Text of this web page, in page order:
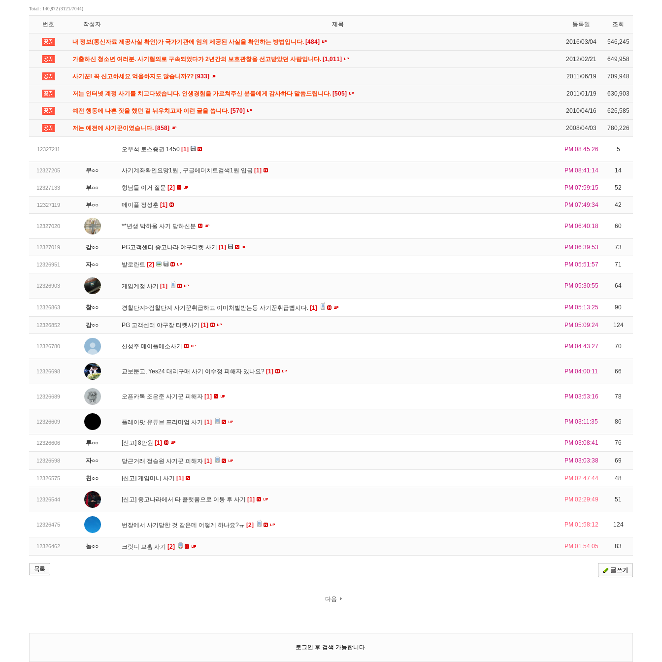
Total : 140,872 (3121/7044)
번호 작성자 제목 등록일 조회
내 정보(통신자료 제공사실 확인)가 국가기관에 임의 제공된 사실을 확인하는 방법입니다. [484] 2016/03/04 546,245
가출하신 청소년 여러분. 사기혐의로 구속되었다가 2년간의 보호관찰을 선고받았던 사람입니다. [1,011] 2012/02/21 649,958
사기꾼! 꼭 신고하세요 억울하지도 않습니까?? [933] 2011/06/19 709,948
저는 인터넷 계정 사기를 치고다녔습니다. 인생경험을 가르쳐주신 분들에게 감사하다 말씀드립니다. [505] 2011/01/19 630,903
예전 행동에 나쁜 짓을 했던 걸 뉘우치고자 이런 글을 씁니다. [570] 2010/04/16 626,585
저는 예전에 사기꾼이였습니다. [858] 2008/04/03 780,226
12327211 오우석 토스증권 1450 [1] PM 08:45:26 5
12327205 무○○ 사기계좌확인요망1원 , 구글에더치트검색1원 입금 [1] PM 08:41:14 14
12327133 부○○ 형님들 이거 질문 [2] PM 07:59:15 52
12327119 부○○ 메이플 정성훈 [1] PM 07:49:34 42
12327020 **년생 박하울 사기 당하신분 PM 06:40:18 60
12327019 감○○ PG고객센터 중고나라 야구티켓 사기 [1] PM 06:39:53 73
12326951 자○○ 발로란트 [2] PM 05:51:57 71
12326903 게임계정 사기 [1] PM 05:30:55 64
12326863 참○○ 경찰단계>검찰단계 사기꾼취급하고 이미처벌받는등 사기꾼취급뺍시다. [1] PM 05:13:25 90
12326852 감○○ PG 고객센터 야구장 티켓사기 [1] PM 05:09:24 124
12326780 신성주 메이플메소사기 PM 04:43:27 70
12326698 교보문고, Yes24 대리구매 사기 이수정 피해자 있나요? [1] PM 04:00:11 66
12326689 오픈카톡 조은준 사기꾼 피해자 [1] PM 03:53:16 78
12326609 플레이팟 유튜브 프리미엄 사기 [1] PM 03:11:35 86
12326606 투○○ [신고] 8만원 [1] PM 03:08:41 76
12326598 자○○ 당근거래 정승원 사기꾼 피해자 [1] PM 03:03:38 69
12326575 친○○ [신고] 게임머니 사기 [1] PM 02:47:44 48
12326544 [신고] 중고나라에서 타 플랫폼으로 이동 후 사기 [1] PM 02:29:49 51
12326475 번장에서 사기당한 것 같은데 어떻게 하나요?ㅠ [2] PM 01:58:12 124
12326462 놀○○ 크릿디 브훔 사기 [2] PM 01:54:05 83
다음
로그인 후 검색 가능합니다.